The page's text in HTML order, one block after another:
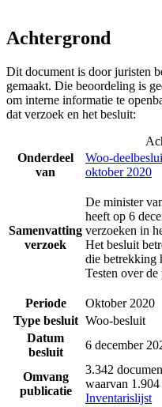
Achtergrond
Dit document is door juristen
gemaakt. Die beoordeling is
om interne informatie te
dat verzoek en het besluit:
Onderdeel
van
Woo-
oktober 2020
Samenvatting
verzoek
De minister
heeft op 6
verzoeken in
Het besluit
die betrekking
Testen over
Periode
Oktober 2020
Type besluit Woo-besluit
Datum
besluit
6 december
Omvang
publicatie
3.342
waarvan 1.904
Inventarislijst